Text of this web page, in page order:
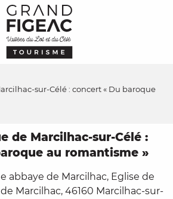
sur-Célé : concert « Du baroque
de Marcilhac-sur-Célé :
au romantisme »
abbaye de Marcilhac, Eglise de
Marcilhac, 46160 Marcilhac-sur-